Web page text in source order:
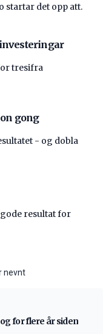
startar det opp att.
tresifra
gong
- og dobla
resultat for
nevnt
for flere år siden